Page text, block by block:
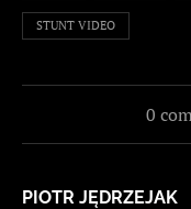
STUNT VIDEO
0
PIOTR JĘDRZEJAK